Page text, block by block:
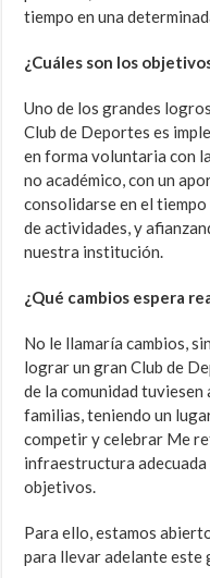
tiempo en una
¿Cuáles son los
Uno de los grandes
Club de Deportes es
en forma voluntaria con
no académico, con un
consolidarse en el
de actividades, y
nuestra institución.
¿Qué cambios espera
No le llamaría cambios,
lograr un gran Club de
de la comunidad tuviesen
familias, teniendo un
competir y celebrar Me
infraestructura
objetivos.
Para ello, estamos
para llevar adelante este